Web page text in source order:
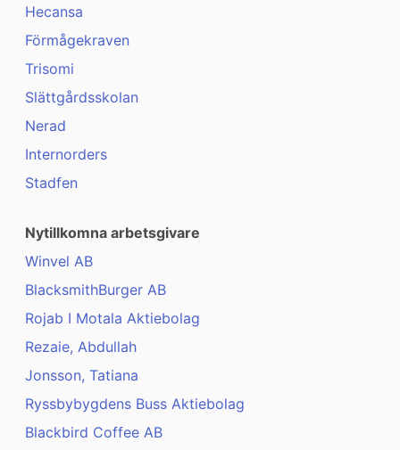
Hecansa
Förmågekraven
Trisomi
Slättgårdsskolan
Nerad
Internorders
Stadfen
Nytillkomna arbetsgivare
Winvel AB
BlacksmithBurger AB
Rojab I Motala Aktiebolag
Rezaie, Abdullah
Jonsson, Tatiana
Ryssbybygdens Buss Aktiebolag
Blackbird Coffee AB